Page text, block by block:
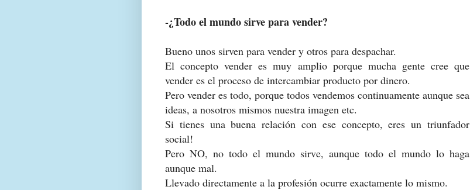
-¿Todo el mundo sirve para vender?
Bueno unos sirven para vender y otros para despachar.
El concepto vender es muy amplio porque mucha gente cree que
vender es el proceso de intercambiar producto por dinero.
Pero vender es todo, porque todos vendemos continuamente aunque sea
ideas, a nosotros mismos nuestra imagen etc.
Si tienes una buena relación con ese concepto, eres un triunfador
social!
Pero NO, no todo el mundo sirve, aunque todo el mundo lo haga
aunque mal.
Llevado directamente a la profesión ocurre exactamente lo mismo.